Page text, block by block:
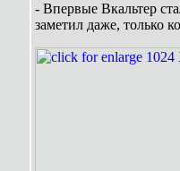
- Впервые Вкальтер
заметил даже, только